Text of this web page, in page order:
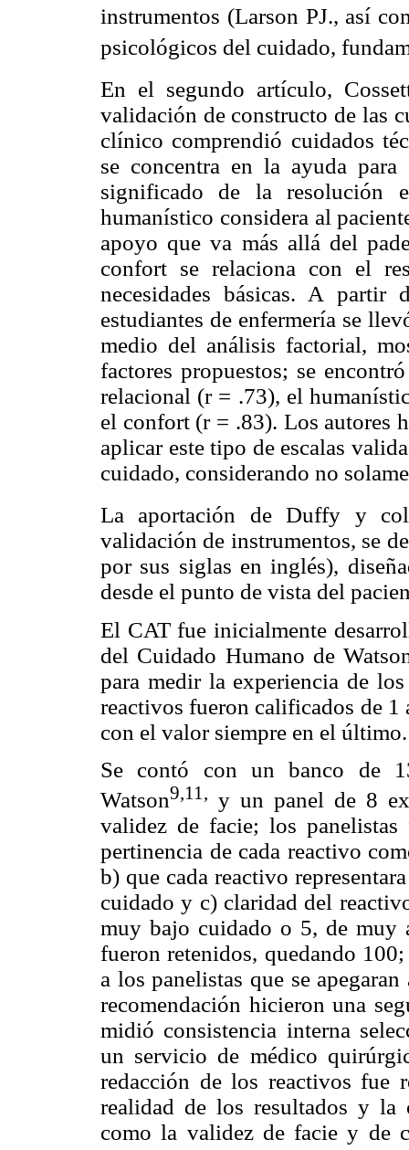
instrumentos (Larson PJ., así
psicológicos del cuidado,
En el segundo artículo,
validación de constructo de las
clínico comprendió cuidados
se concentra en la ayuda
significado de la resolución
humanístico considera al
apoyo que va más allá del
confort se relaciona con el
necesidades básicas. A
estudiantes de enfermería se
medio del análisis factorial,
factores propuestos; se
relacional (r = .73), el
el confort (r = .83). Los autores
aplicar este tipo de escalas
cuidado, considerando no
La aportación de Duffy y
validación de instrumentos, se
por sus siglas en inglés),
desde el punto de vista del
El CAT fue inicialmente
del Cuidado Humano de
para medir la experiencia de
reactivos fueron calificados de
con el valor siempre en el último.
Se contó con un banco de
Watson9,11, y un panel de 8
validez de facie; los
pertinencia de cada reactivo
b) que cada reactivo
cuidado y c) claridad del
muy bajo cuidado o 5, de muy
fueron retenidos, quedando
a los panelistas que se
recomendación hicieron una
midió consistencia interna
un servicio de médico
redacción de los reactivos fue
realidad de los resultados y la
como la validez de facie y de